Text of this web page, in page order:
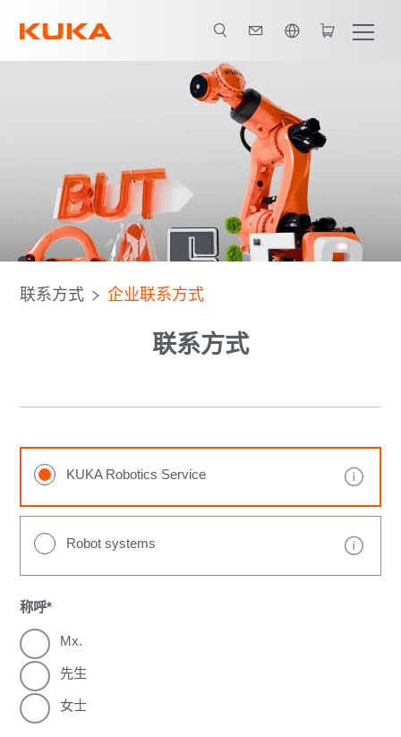
联系方式 企业联系方式
联系方式
KUKA Robotics Service
Robot systems
称呼
Mx.
先生
女士